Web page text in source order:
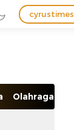
cyrustimes
Olahraga